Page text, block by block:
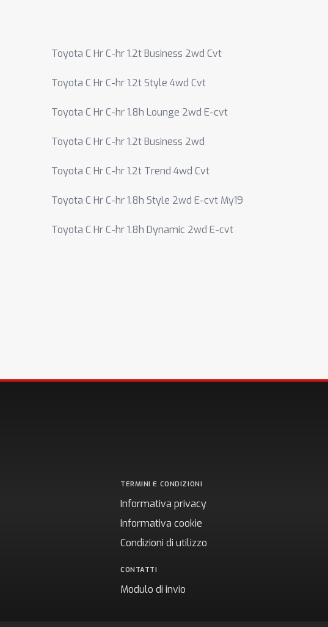
Toyota C Hr C-hr 1.2t Business 2wd Cvt
Toyota C Hr C-hr 1.2t Style 4wd Cvt
Toyota C Hr C-hr 1.8h Lounge 2wd E-cvt
Toyota C Hr C-hr 1.2t Business 2wd
Toyota C Hr C-hr 1.2t Trend 4wd Cvt
Toyota C Hr C-hr 1.8h Style 2wd E-cvt My19
Toyota C Hr C-hr 1.8h Dynamic 2wd E-cvt
TERMINI E CONDIZIONI
Informativa privacy
Informativa cookie
Condizioni di utilizzo
CONTATTI
Modulo di invio